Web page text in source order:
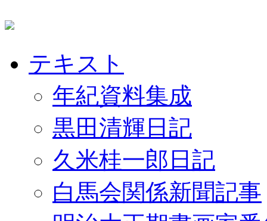
テキスト
年紀資料集成
黒田清輝日記
久米桂一郎日記
白馬会関係新聞記事